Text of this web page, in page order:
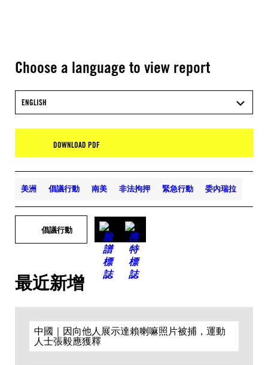
Choose a language to view report
ENGLISH
DOWNLOAD PDF
美洲 倡議行動 南美 非法拘押 緊急行動 委內瑞拉
倡議行動
最近新增
中國｜因向他人展示達賴喇嘛照片被捕，運動
人士張毅應獲釋